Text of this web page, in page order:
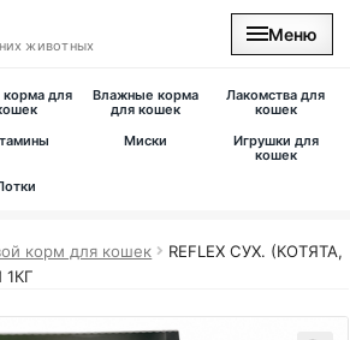
животных
Меню
корма для
Влажные корма
для кошек
Лакомства для
кошек
Миски
Игрушки для
кошек
корм для кошек
REFLEX СУХ. (КОТЯТА,